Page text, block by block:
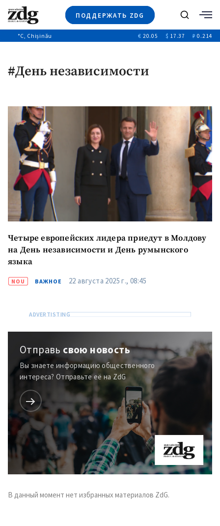
ПОДДЕРЖАТЬ ZDG
Новости
Расследования
Видео
Выборы 2025
Поиск
°C, Chișinău € 20.05 $ 17.37 ₽ 0.214
#День независимости
Четыре европейских лидера приедут в Молдову
на День независимости и День румынского
языка
NOU ВАЖНОЕ 22 августа 2025 г., 08:45
Отправь свою новость
Вы знаете информацию общественного
интереса? Отправьте её на ZdG
В данный момент нет избранных материалов ZdG.